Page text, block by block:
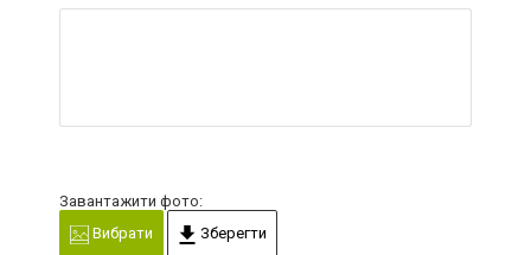
Завантажити фото:
Вибрати
Зберегти